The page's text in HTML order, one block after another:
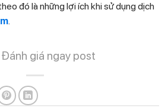
đó là những lợi ích khi sử dụng dịch
Đánh giá ngay post